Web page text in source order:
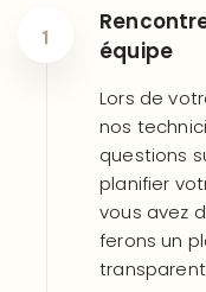
équipe
Lors de
nos
questions
planifier
vous avez
ferons un